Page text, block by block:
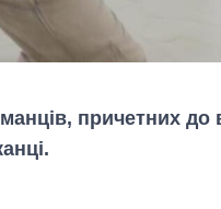
причетних до